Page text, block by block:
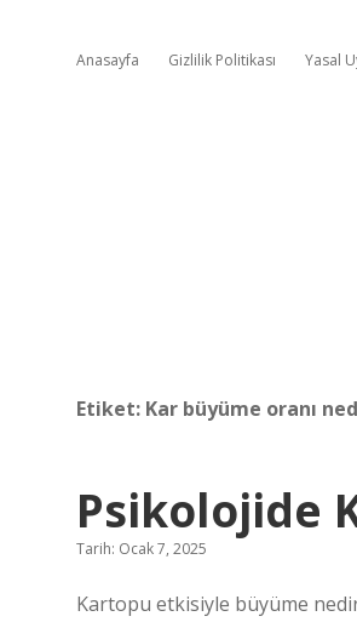
Anasayfa Gizlilik Politikası Yasal
Etiket: Kar büyüme oranı
Psikolojide
Tarih: Ocak 7, 2025
Kartopu etkisiyle büyüme